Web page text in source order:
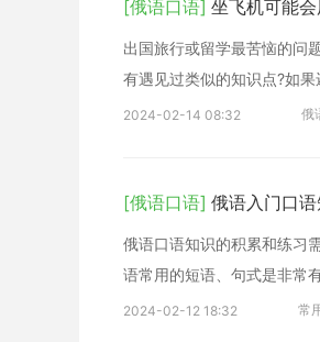
[俄语口语] 坐飞机可能
出国旅行或留学最苦恼的问
有遇见过类似的知识点?如
2024-02-14 08:32 俄
[俄语口语] 俄语入门口
俄语口语知识的积累和练习
语常用的短语、句式是非常
2024-02-12 18:32 常